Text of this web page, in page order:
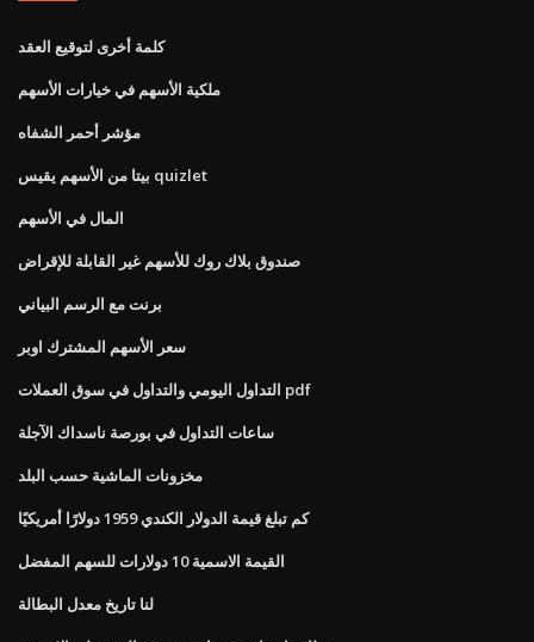
كلمة أخرى لتوقيع العقد
ملكية الأسهم في خيارات الأسهم
مؤشر أحمر الشفاه
بيتا من الأسهم يقيس quizlet
المال في الأسهم
صندوق بلاك روك للأسهم غير القابلة للإقراض
برنت مع الرسم البياني
سعر الأسهم المشترك اوبر
التداول اليومي والتداول في سوق العملات pdf
ساعات التداول في بورصة ناسداك الآجلة
مخزونات الماشية حسب البلد
كم تبلغ قيمة الدولار الكندي 1959 دولارًا أمريكيًا
القيمة الاسمية 10 دولارات للسهم المفضل
لنا تاريخ معدل البطالة